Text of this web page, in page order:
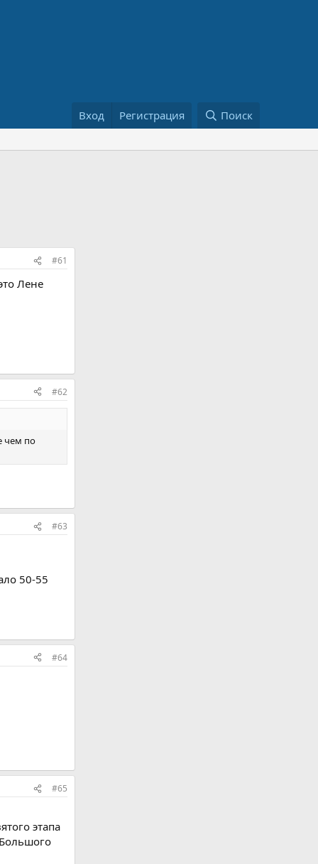
Вход Регистрация Поиск
#61
Лене
#62
чем по
#63
50-55
#64
#65
этапа